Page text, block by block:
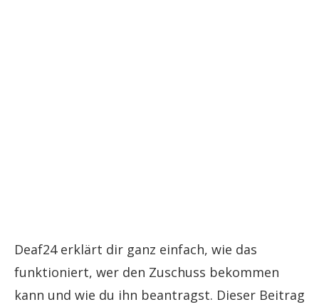
Deaf24 erklärt dir ganz einfach, wie das
funktioniert, wer den Zuschuss bekommen
kann und wie du ihn beantragst. Dieser Beitrag